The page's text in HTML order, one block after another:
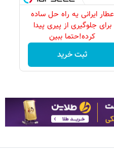
عطار ایرانی یه راه حل ساده
برای جلوگیری از پیری پیدا
کرده!حتما ببین
ثبت خرید